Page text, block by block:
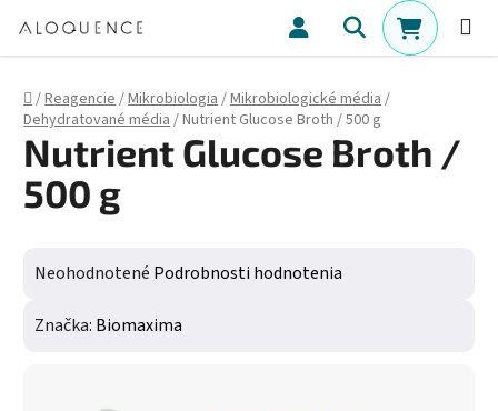
Hľadať
Domov
/Reagencie/Mikrobiologia/Mikrobiologické média/
Dehydratované média/Nutrient Glucose Broth / 500 g
Nutrient Glucose Broth /
500 g
Priemerné hodnotenie produktu je 0,0 z 5 hviezdičiek.
Neohodnotené Podrobnosti hodnotenia
Značka: Biomaxima